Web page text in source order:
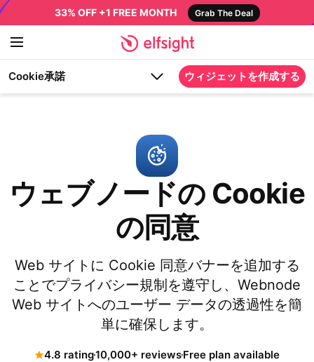
33% OFF +1 FREE MONTH Grab The Deal
Cookie承諾 ウィジェットを作成する
ウェブノードの Cookie
の同意
Web サイトに Cookie 同意バナーを追加する
ことでプライバシー規制を遵守し、Webnode
Web サイトへのユーザー データの透過性を簡
単に確保します。
4.8 rating10,000+ reviewsFree plan available